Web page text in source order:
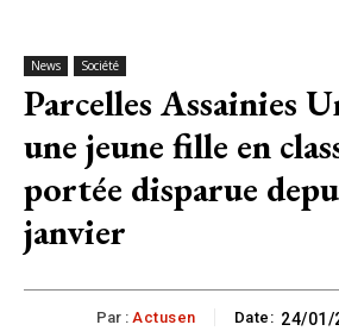
News Société
Parcelles Assainies
une jeune fille en
portée disparue
janvier
Par : Actusen Date: 24/01/